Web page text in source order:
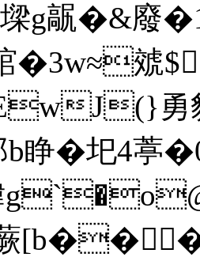
g髛�&廢
虠
J(}勇
b睁�圯4葶
[